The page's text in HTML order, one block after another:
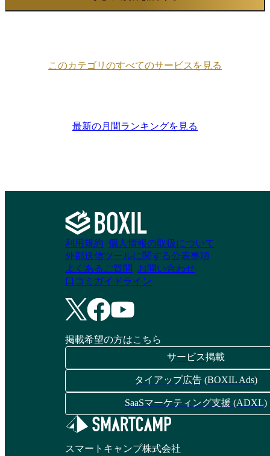
このカテゴリのすべてのサービスを見る
最新の月間ランキングを見る
利用規約 個人情報の取扱について
外部送信ツールに関する公表事項
よくあるご質問
お問い合わせ
口コミガイドライン
掲載希望の方はこちら
サービス掲載
タイアップ広告 (BOXIL Ads)
SaaSマーケティング支援 (ADXL)
スマートキャンプ株式会社